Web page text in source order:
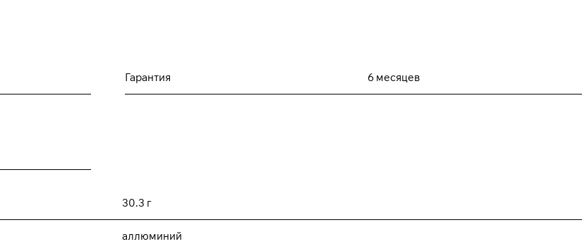
Гарантия 6 месяцев
30.3 г
аллюминий